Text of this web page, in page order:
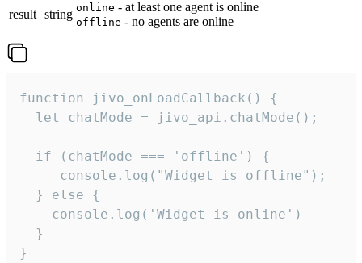
result string online - at least one agent is online
offline - no agents are online
function jivo_onLoadCallback() {
  let chatMode = jivo_api.chatMode();
  if (chatMode === 'offline') {
     console.log("Widget is offline");
  } else {
    console.log('Widget is online')
  }
}